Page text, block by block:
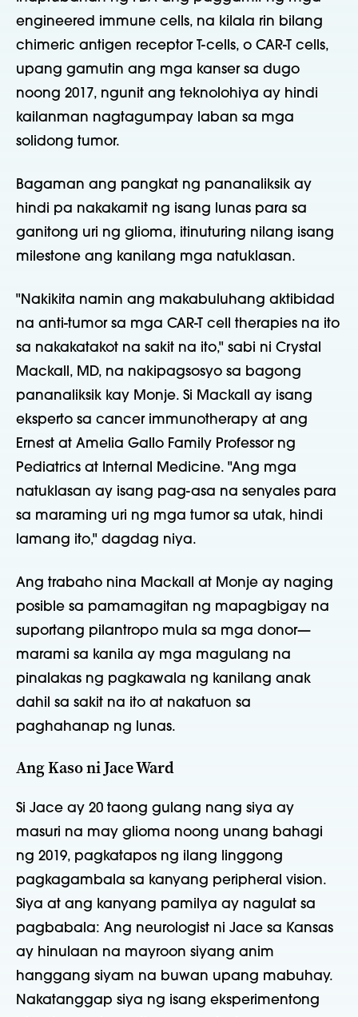
engineered immune cells, na kilala rin bilang
chimeric antigen receptor T-cells, o CAR-T cells,
upang gamutin ang mga kanser sa dugo
noong 2017, ngunit ang teknolohiya ay hindi
kailanman nagtagumpay laban sa mga
solidong tumor.
Bagaman ang pangkat ng pananaliksik ay
hindi pa nakakamit ng isang lunas para sa
ganitong uri ng glioma, itinuturing nilang isang
milestone ang kanilang mga natuklasan.
"Nakikita namin ang makabuluhang aktibidad
na anti-tumor sa mga CAR-T cell therapies na ito
sa nakakatakot na sakit na ito," sabi ni Crystal
Mackall, MD, na nakipagsosyo sa bagong
pananaliksik kay Monje. Si Mackall ay isang
eksperto sa cancer immunotherapy at ang
Ernest at Amelia Gallo Family Professor ng
Pediatrics at Internal Medicine. "Ang mga
natuklasan ay isang pag-asa na senyales para
sa maraming uri ng mga tumor sa utak, hindi
lamang ito," dagdag niya.
Ang trabaho nina Mackall at Monje ay naging
posible sa pamamagitan ng mapagbigay na
suportang pilantropo mula sa mga donor—
marami sa kanila ay mga magulang na
pinalakas ng pagkawala ng kanilang anak
dahil sa sakit na ito at nakatuon sa
paghahanap ng lunas.
Ang Kaso ni Jace Ward
Si Jace ay 20 taong gulang nang siya ay
masuri na may glioma noong unang bahagi
ng 2019, pagkatapos ng ilang linggong
pagkagambala sa kanyang peripheral vision.
Siya at ang kanyang pamilya ay nagulat sa
pagbabala: Ang neurologist ni Jace sa Kansas
ay hinulaan na mayroon siyang anim
hanggang siyam na buwan upang mabuhay.
Nakatanggap siya ng isang eksperimentong